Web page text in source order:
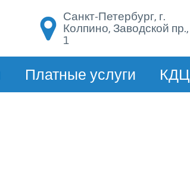
Санкт-Петербург, г.
Колпино, Заводской пр.,
1
Платные услуги КДЦ